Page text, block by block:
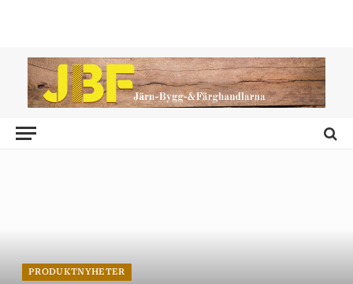
PRODUKTNYHETER